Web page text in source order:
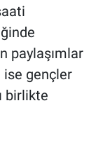
paylaşımlar
ise gençler
birlikte